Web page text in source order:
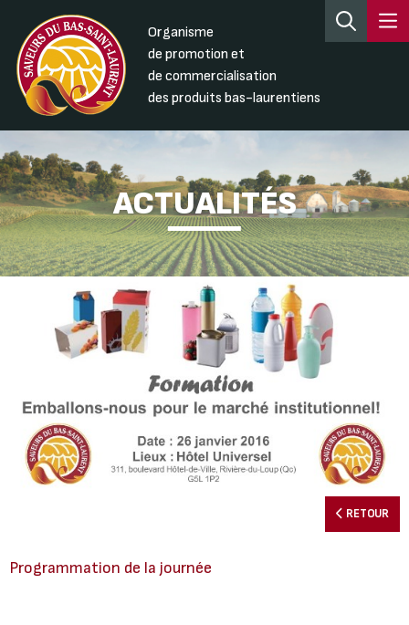
Organisme
de promotion et
de commercialisation
des produits bas-laurentiens
ACTUALITÉS
RETOUR
Programmation de la journée